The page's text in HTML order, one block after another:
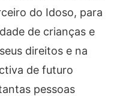
do Idoso, para
de crianças e
direitos e na
de futuro
pessoas